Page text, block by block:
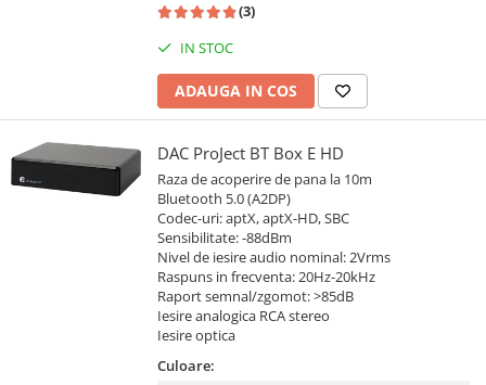
(3)
IN STOC
ADAUGA IN COS
DAC ProJect BT Box E HD
Raza de acoperire de pana la 10m
Bluetooth 5.0 (A2DP)
Codec-uri: aptX, aptX-HD, SBC
Sensibilitate: -88dBm
Nivel de iesire audio nominal: 2Vrms
Raspuns in frecventa: 20Hz-20kHz
Raport semnal/zgomot: >85dB
Iesire analogica RCA stereo
Iesire optica
Culoare: